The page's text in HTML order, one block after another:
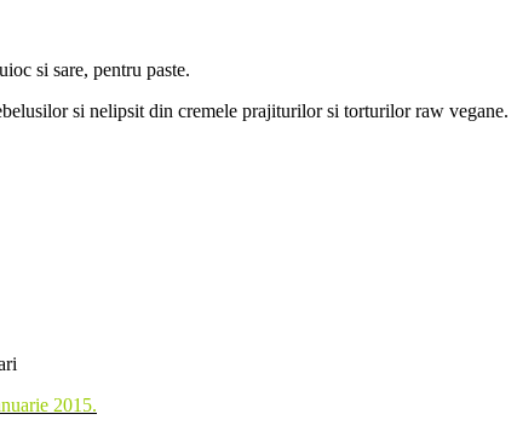
si sare, pentru paste.
si nelipsit din cremele prajiturilor si torturilor raw vegane.
2015.